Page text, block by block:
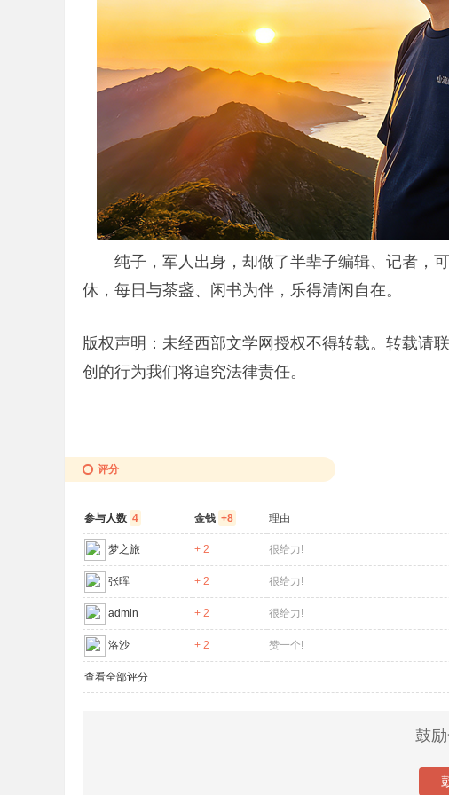
纯子，军人出身，却做了半辈子编辑、记者，
休，每日与茶盏、闲书为伴，乐得清闲自在。
版权声明：未经西部文学网授权不得转载。转载请联
创的行为我们将追究法律责任。
评分
参与人数 4 金钱 +8 理由
梦之旅 + 2 很给力!
张晖 + 2 很给力!
admin + 2 很给力!
洛沙 + 2 赞一个!
查看全部评分
鼓励